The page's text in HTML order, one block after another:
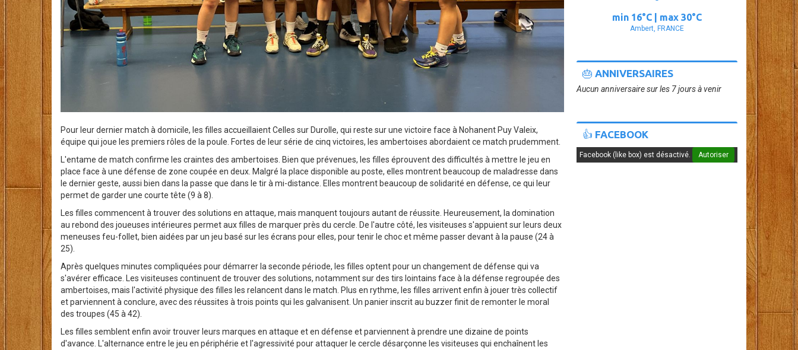
Pour leur dernier match à domicile, les filles accueillaient Celles sur Durolle, qui reste sur une victoire face à Nohanent Puy Valeix,
équipe qui joue les premiers rôles de la poule. Fortes de leur série de cinq victoires, les ambertoises abordaient ce match prudemment.
L'entame de match confirme les craintes des ambertoises. Bien que prévenues, les filles éprouvent des difficultés à mettre le jeu en
place face à une défense de zone coupée en deux. Malgré la place disponible au poste, elles montrent beaucoup de maladresse dans
le dernier geste, aussi bien dans la passe que dans le tir à mi-distance. Elles montrent beaucoup de solidarité en défense, ce qui leur
permet de garder une courte tête (9 à 8).
Les filles commencent à trouver des solutions en attaque, mais manquent toujours autant de réussite. Heureusement, la domination
au rebond des joueuses intérieures permet aux filles de marquer près du cercle. De l'autre côté, les visiteuses s'appuient sur leurs deux
meneuses feu-follet, bien aidées par un jeu basé sur les écrans pour elles, pour tenir le choc et même passer devant à la pause (24 à
25).
Après quelques minutes compliquées pour démarrer la seconde période, les filles optent pour un changement de défense qui va
s'avérer efficace. Les visiteuses continuent de trouver des solutions, notamment sur des tirs lointains face à la défense regroupée des
ambertoises, mais l'activité physique des filles les relancent dans le match. Plus en rythme, les filles arrivent enfin à jouer très collectif
et parviennent à conclure, avec des réussites à trois points qui les galvanisent. Un panier inscrit au buzzer finit de remonter le moral
des troupes (45 à 42).
Les filles semblent enfin avoir trouver leurs marques en attaque et en défense et parviennent à prendre une dizaine de points
d'avance. L'alternance entre le jeu en périphérie et l'agressivité pour attaquer le cercle désarçonne les visiteuses qui enchaînent les
min 16°C | max 30°C
Ambert, FRANCE
🎂 ANNIVERSAIRES
Aucun anniversaire sur les 7 jours à venir
👍 FACEBOOK
Facebook (like box) est désactivé. Autoriser